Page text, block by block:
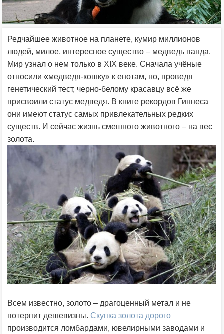
Редчайшее животное на планете, кумир миллионов
людей, милое, интересное существо – медведь панда.
Мир узнал о нем только в XIX веке. Сначала учёные
относили «медведя-кошку» к енотам, но, проведя
генетический тест, черно-белому красавцу всё же
присвоили статус медведя. В книге рекордов Гиннеса
они имеют статус самых привлекательных редких
существ. И сейчас жизнь смешного животного – на вес
золота.
Всем известно, золото – драгоценный метал и не
потерпит дешевизны. Скупка золота дорого
производится ломбардами, ювелирными заводами и